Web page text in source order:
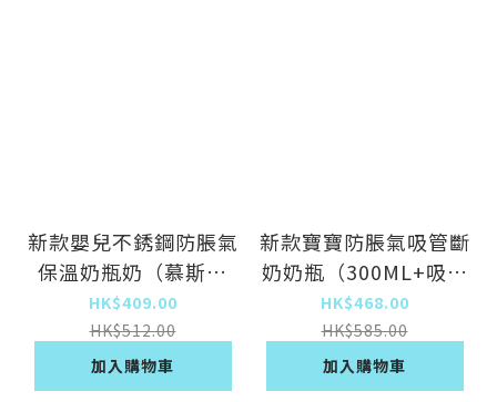
新款嬰兒不銹鋼防脹氣
保溫奶瓶奶（慕斯藍
300ml【吸嘴*2+背帶
+清潔套】）
HK$409.00
HK$512.00
加入購物車
新款寶寶防脹氣吸管斷
奶奶瓶（300ML+吸嘴
*2+奶瓶刷）
HK$468.00
HK$585.00
加入購物車